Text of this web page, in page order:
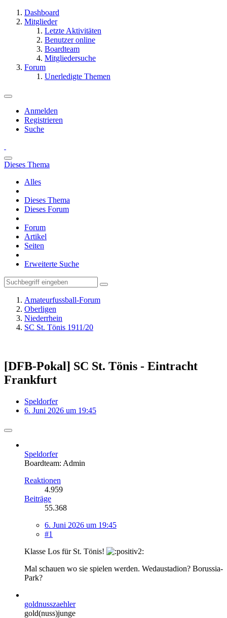
Dashboard
Mitglieder
Letzte Aktivitäten
Benutzer online
Boardteam
Mitgliedersuche
Forum
Unerledigte Themen
Anmelden
Registrieren
Suche
Dieses Thema
Alles
Dieses Thema
Dieses Forum
Forum
Artikel
Seiten
Erweiterte Suche
Amateurfussball-Forum
Oberligen
Niederrhein
SC St. Tönis 1911/20
[DFB-Pokal] SC St. Tönis - Eintracht
Frankfurt
Speldorfer
6. Juni 2026 um 19:45
Speldorfer
Boardteam: Admin
Reaktionen
4.959
Beiträge
55.368
6. Juni 2026 um 19:45
#1
Klasse Los für St. Tönis!
Mal schauen wo sie spielen werden. Wedaustadion? Borussia-
Park?
goldnusszaehler
gold(nuss)junge